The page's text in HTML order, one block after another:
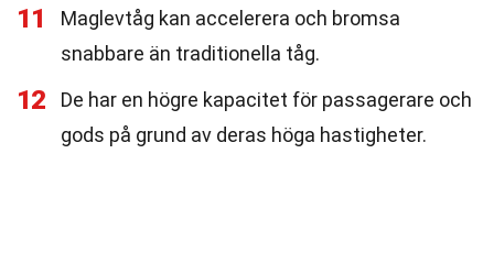
11
Maglevtåg kan accelerera och bromsa
snabbare än traditionella tåg.
12
De har en högre kapacitet för passagerare och
gods på grund av deras höga hastigheter.